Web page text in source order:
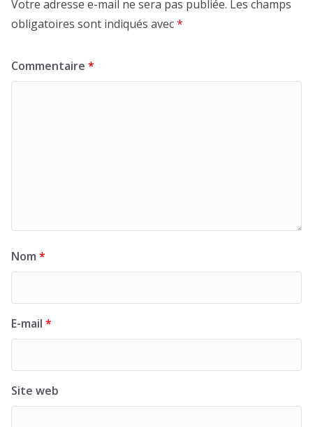
Votre adresse e-mail ne sera pas publiée. Les champs
obligatoires sont indiqués avec*
Commentaire *
Nom *
E-mail *
Site web